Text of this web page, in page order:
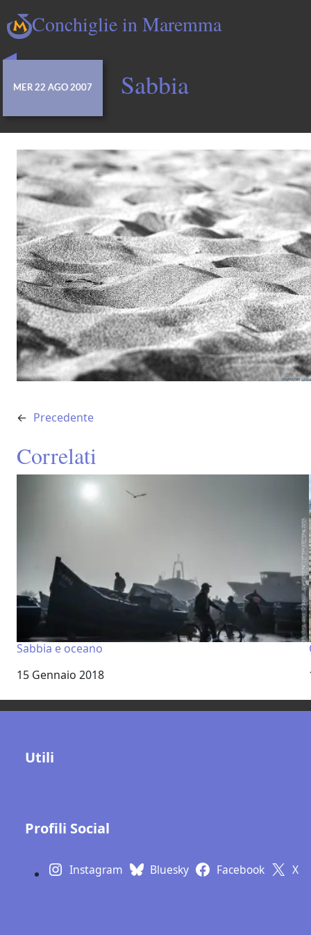
Conchiglie in Maremma
MER 22 AGO 2007 Sabbia
← Precedente
Correlati
Sabbia e oceano
Data
15 Gennaio 2018
Utili
Profili Social
Instagram Bluesky Facebook X